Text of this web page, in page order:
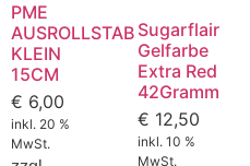
PME
AUSROLLSTAB
KLEIN
15CM
€ 6,00
inkl. 20 %
MwSt.
Sugarflair
Gelfarbe
Extra Red
42Gramm
€ 12,50
inkl. 10 %
MwSt.